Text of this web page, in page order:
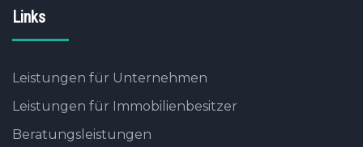
Links
Leistungen für Unternehmen
Leistungen für Immobilienbesitzer
Beratungsleistungen